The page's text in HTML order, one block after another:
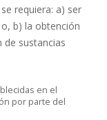
requiera: a) ser
b) la obtención
de sustancias
en el
por parte del